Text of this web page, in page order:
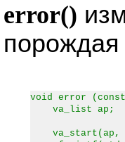
error()
порождая
void error
va_list ap;
va_start(ap,